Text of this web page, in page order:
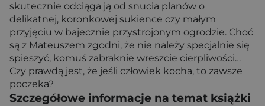
skutecznie odciąga ją od snucia planów o
delikatnej, koronkowej sukience czy małym
przyjęciu w bajecznie przystrojonym ogrodzie. Choć
są z Mateuszem zgodni, że nie należy specjalnie się
spieszyć, komuś zabraknie wreszcie cierpliwości…
Czy prawdą jest, że jeśli człowiek kocha, to zawsze
poczeka?
Szczegółowe informacje na temat książki